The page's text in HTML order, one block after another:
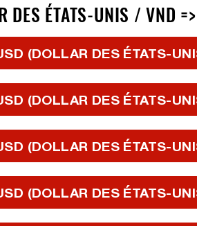
DES ÉTATS-UNIS / VND
(DOLLAR DES ÉTATS-
(DOLLAR DES ÉTATS-
(DOLLAR DES ÉTATS-
(DOLLAR DES ÉTATS-